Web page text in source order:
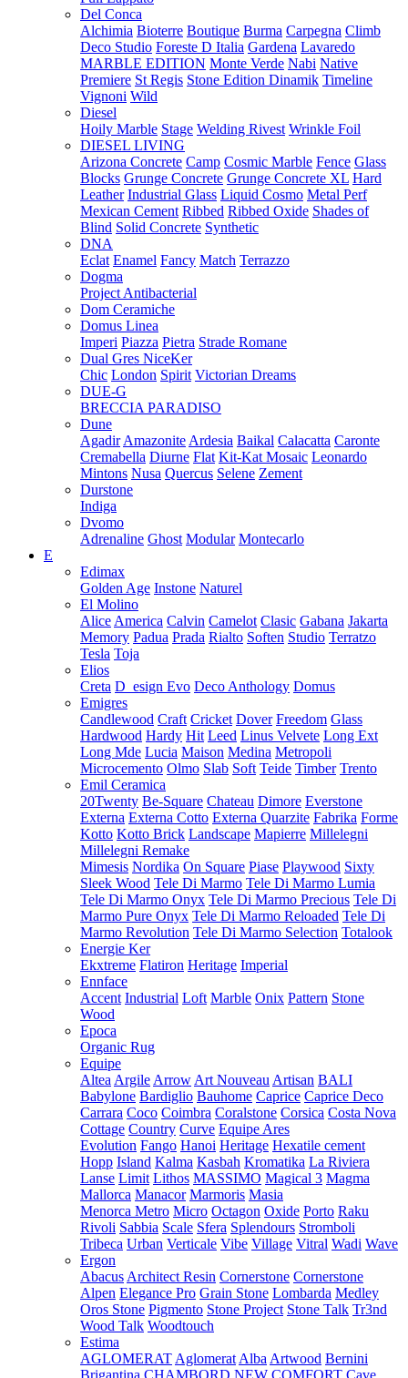
Del Conca
Alchimia Bioterre Boutique Burma Carpegna Climb
Deco Studio Foreste D Italia Gardena Lavaredo
MARBLE EDITION Monte Verde Nabi Native
Premiere St Regis Stone Edition Dinamik Timeline
Vignoni Wild
Diesel
Hoily Marble Stage Welding Rivest Wrinkle Foil
DIESEL LIVING
Arizona Concrete Camp Cosmic Marble Fence Glass
Blocks Grunge Concrete Grunge Concrete XL Hard
Leather Industrial Glass Liquid Cosmo Metal Perf
Mexican Cement Ribbed Ribbed Oxide Shades of
Blind Solid Concrete Synthetic
DNA
Eclat Enamel Fancy Match Terrazzo
Dogma
Project Antibacterial
Dom Ceramiche
Domus Linea
Imperi Piazza Pietra Strade Romane
Dual Gres NiceKer
Chic London Spirit Victorian Dreams
DUE-G
BRECCIA PARADISO
Dune
Agadir Amazonite Ardesia Baikal Calacatta Caronte
Cremabella Diurne Flat Kit-Kat Mosaic Leonardo
Mintons Nusa Quercus Selene Zement
Durstone
Indiga
Dvomo
Adrenaline Ghost Modular Montecarlo
E
Edimax
Golden Age Instone Naturel
El Molino
Alice America Calvin Camelot Clasic Gabana Jakarta
Memory Padua Prada Rialto Soften Studio Terratzo
Tesla Toja
Elios
Creta D_esign Evo Deco Anthology Domus
Emigres
Candlewood Craft Cricket Dover Freedom Glass
Hardwood Hardy Hit Leed Linus Velvete Long Ext
Long Mde Lucia Maison Medina Metropoli
Microcemento Olmo Slab Soft Teide Timber Trento
Emil Ceramica
20Twenty Be-Square Chateau Dimore Everstone
Externa Externa Cotto Externa Quarzite Fabrika Forme
Kotto Kotto Brick Landscape Mapierre Millelegni
Millelegni Remake
Mimesis Nordika On Square Piase Playwood Sixty
Sleek Wood Tele Di Marmo Tele Di Marmo Lumia
Tele Di Marmo Onyx Tele Di Marmo Precious Tele Di
Marmo Pure Onyx Tele Di Marmo Reloaded Tele Di
Marmo Revolution Tele Di Marmo Selection Totalook
Energie Ker
Ekxtreme Flatiron Heritage Imperial
Ennface
Accent Industrial Loft Marble Onix Pattern Stone
Wood
Epoca
Organic Rug
Equipe
Altea Argile Arrow Art Nouveau Artisan BALI
Babylone Bardiglio Bauhome Caprice Caprice Deco
Carrara Coco Coimbra Coralstone Corsica Costa Nova
Cottage Country Curve Equipe Ares
Evolution Fango Hanoi Heritage Hexatile cement
Hopp Island Kalma Kasbah Kromatika La Riviera
Lanse Limit Lithos MASSIMO Magical 3 Magma
Mallorca Manacor Marmoris Masia
Menorca Metro Micro Octagon Oxide Porto Raku
Rivoli Sabbia Scale Sfera Splendours Stromboli
Tribeca Urban Verticale Vibe Village Vitral Wadi Wave
Ergon
Abacus Architect Resin Cornerstone Cornerstone
Alpen Elegance Pro Grain Stone Lombarda Medley
Oros Stone Pigmento Stone Project Stone Talk Tr3nd
Wood Talk Woodtouch
Estima
AGLOMERAT Aglomerat Alba Artwood Bernini